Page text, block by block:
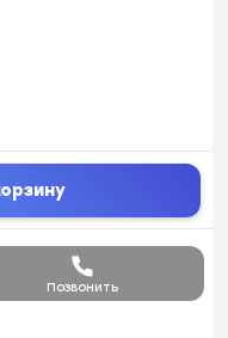
Позвонить